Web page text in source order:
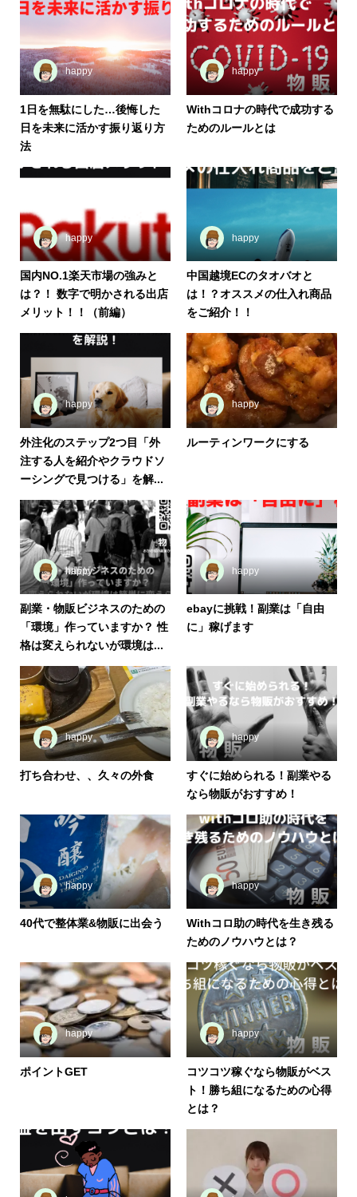
happy
1日を無駄にした…後悔した
日を未来に活かす振り返り方
法
happy
Withコロナの時代で成功する
ためのルールとは
happy
国内NO.1楽天市場の強みと
は？！ 数字で明かされる出店
メリット！！（前編）
happy
中国越境ECのタオバオと
は！？オススメの仕入れ商品
をご紹介！！
happy
外注化のステップ2つ目「外
注する人を紹介やクラウドソ
ーシングで見つける」を解...
happy
ルーティンワークにする
happy
副業・物販ビジネスのための
「環境」作っていますか？ 性
格は変えられないが環境は...
happy
ebayに挑戦！副業は「自由
に」稼げます
happy
打ち合わせ、、久々の外食
happy
すぐに始められる！副業やる
なら物販がおすすめ！
happy
40代で整体業&物販に出会う
happy
Withコロ助の時代を生き残る
ためのノウハウとは？
happy
ポイントGET
happy
コツコツ稼ぐなら物販がベス
ト！勝ち組になるための心得
とは？